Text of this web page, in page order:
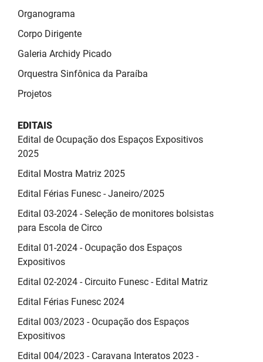
Polícia Civil
Rádio Tabajara
SUDEMA
SUPLAN
Organograma
Corpo Dirigente
Galeria Archidy Picado
Orquestra Sinfônica da Paraíba
Projetos
EDITAIS
Edital de Ocupação dos Espaços Expositivos
2025
Edital Mostra Matriz 2025
Edital Férias Funesc - Janeiro/2025
Edital 03-2024 - Seleção de monitores bolsistas
para Escola de Circo
Edital 01-2024 - Ocupação dos Espaços
Expositivos
Edital 02-2024 - Circuito Funesc - Edital Matriz
Edital Férias Funesc 2024
Edital 003/2023 - Ocupação dos Espaços
Expositivos
Edital 004/2023 - Caravana Interatos 2023 -